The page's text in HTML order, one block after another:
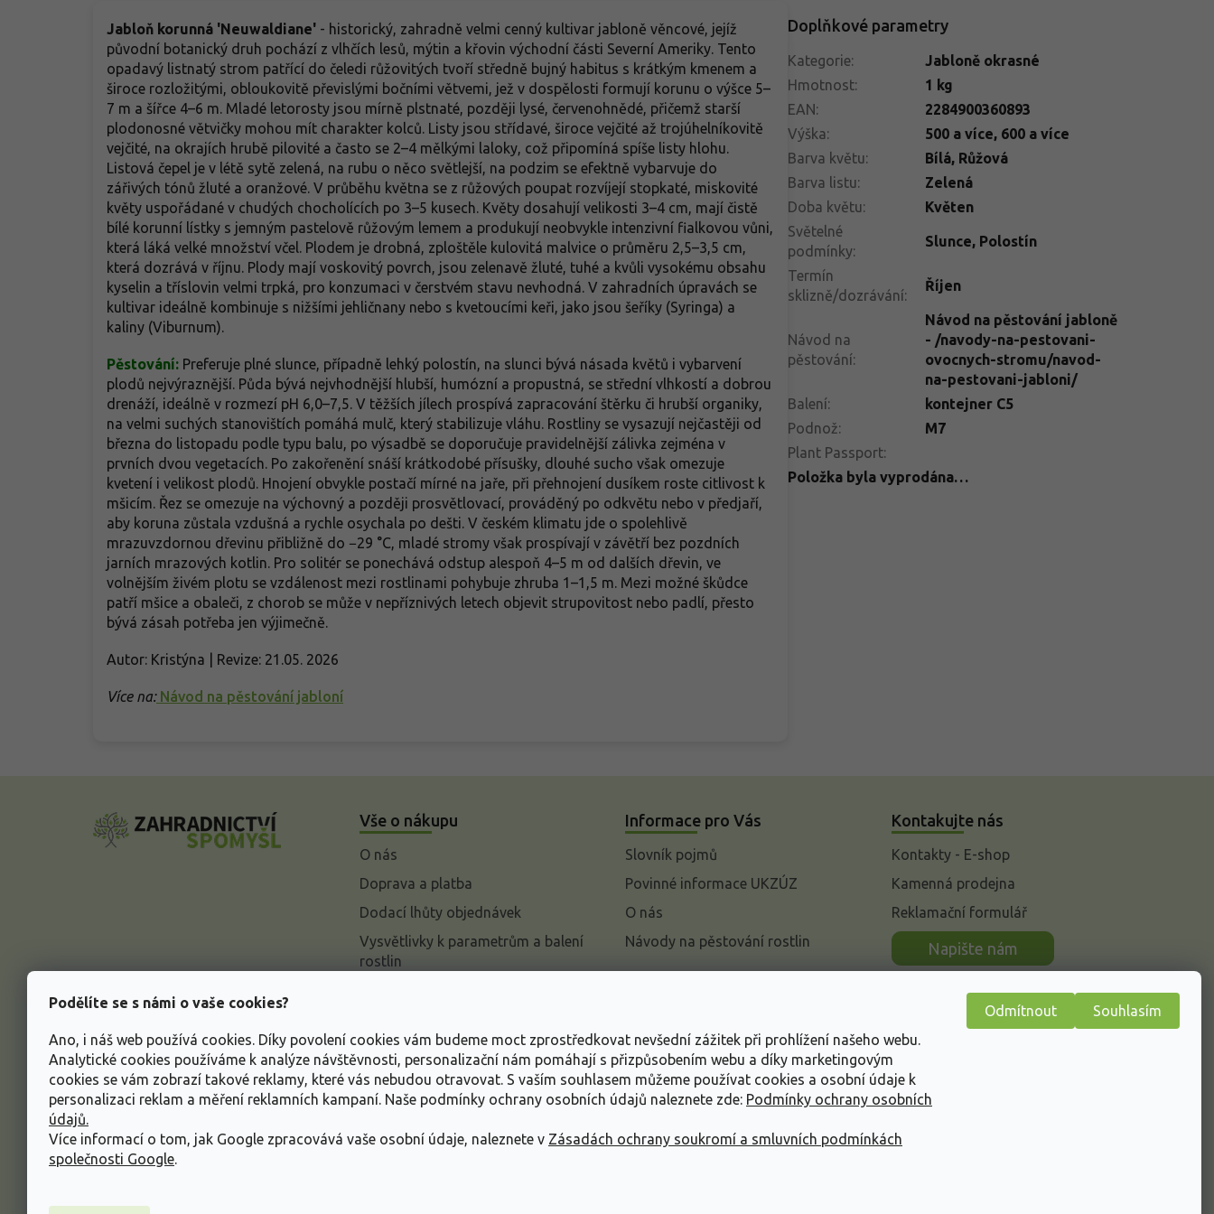
Podělíte se s námi o vaše cookies?
Ano, i náš web používá cookies. Díky povolení cookies vám budeme moct zprostředkovat nevšední zážitek při prohlížení našeho webu.
Analytické cookies používáme k analýze návštěvnosti, personalizační nám pomáhají s přizpůsobením webu a díky marketingovým
cookies se vám zobrazí takové reklamy, které vás nebudou otravovat. S vaším souhlasem můžeme používat cookies a osobní údaje k
personalizaci reklam a měření reklamních kampaní. Naše podmínky ochrany osobních údajů naleznete zde: Podmínky ochrany osobních
údajů.
Více informací o tom, jak Google zpracovává vaše osobní údaje, naleznete v Zásadách ochrany soukromí a smluvních podmínkách
společnosti Google.
Odmítnout Souhlasím
Jabloň korunná 'Neuwaldiane' - historický, zahradně velmi cenný kultivar jabloně věncové, jejíž
původní botanický druh pochází z vlhčích lesů, mýtin a křovin východní části Severní Ameriky. Tento
opadavý listnatý strom patřící do čeledi růžovitých tvoří středně bujný habitus s krátkým kmenem a
široce rozložitými, obloukovitě převislými bočními větvemi, jež v dospělosti formují korunu o výšce 5–
7 m a šířce 4–6 m. Mladé letorosty jsou mírně plstnaté, později lysé, červenohnědé, přičemž starší
plodonosné větvičky mohou mít charakter kolců. Listy jsou střídavé, široce vejčité až trojúhelníkovitě
vejčité, na okrajích hrubě pilovité a často se 2–4 mělkými laloky, což připomíná spíše listy hlohu.
Listová čepel je v létě sytě zelená, na rubu o něco světlejší, na podzim se efektně vybarvuje do
zářivých tónů žluté a oranžové. V průběhu května se z růžových poupat rozvíjejí stopkaté, miskovité
květy uspořádané v chudých chocholících po 3–5 kusech. Květy dosahují velikosti 3–4 cm, mají čistě
bílé korunní lístky s jemným pastelově růžovým lemem a produkují neobvykle intenzivní fialkovou vůni,
která láká velké množství včel. Plodem je drobná, zploštěle kulovitá malvice o průměru 2,5–3,5 cm,
která dozrává v říjnu. Plody mají voskovitý povrch, jsou zelenavě žluté, tuhé a kvůli vysokému obsahu
kyselin a tříslovin velmi trpká, pro konzumaci v čerstvém stavu nevhodná. V zahradních úpravách se
kultivar ideálně kombinuje s nižšími jehličnany nebo s kvetoucími keři, jako jsou šeříky (Syringa) a
kaliny (Viburnum).
Pěstování: Preferuje plné slunce, případně lehký polostín, na slunci bývá násada květů i vybarvení
plodů nejvýraznější. Půda bývá nejvhodnější hlubší, humózní a propustná, se střední vlhkostí a dobrou
drenáží, ideálně v rozmezí pH 6,0–7,5. V těžších jílech prospívá zapracování štěrku či hrubší organiky,
na velmi suchých stanovištích pomáhá mulč, který stabilizuje vláhu. Rostliny se vysazují nejčastěji od
března do listopadu podle typu balu, po výsadbě se doporučuje pravidelnější zálivka zejména v
prvních dvou vegetacích. Po zakořenění snáší krátkodobé přísušky, dlouhé sucho však omezuje
kvetení i velikost plodů. Hnojení obvykle postačí mírné na jaře, při přehnojení dusíkem roste citlivost k
mšicím. Řez se omezuje na výchovný a později prosvětlovací, prováděný po odkvětu nebo v předjaří,
aby koruna zůstala vzdušná a rychle osychala po dešti. V českém klimatu jde o spolehlivě
mrazuvzdornou dřevinu přibližně do −29 °C, mladé stromy však prospívají v závětří bez pozdních
jarních mrazových kotlin. Pro solitér se ponechává odstup alespoň 4–5 m od dalších dřevin, ve
volnějším živém plotu se vzdálenost mezi rostlinami pohybuje zhruba 1–1,5 m. Mezi možné škůdce
patří mšice a obaleči, z chorob se může v nepříznivých letech objevit strupovitost nebo padlí, přesto
bývá zásah potřeba jen výjimečně.
Autor: Kristýna | Revize: 21.05. 2026
Více na:Návod na pěstování jabloní
Doplňkové parametry
Kategorie:
Jabloně okrasné
Hmotnost:
1 kg
EAN:
2284900360893
Výška: 500 a více, 600 a více
Barva květu: Bílá, Růžová
Barva listu:
Zelená
Doba květu:
Květen
Světelné
podmínky:
Slunce, Polostín
Termín
sklizně/dozrávání:
Říjen
Návod na
pěstování:
Návod na pěstování jabloně
- /navody-na-pestovani-
ovocnych-stromu/navod-
na-pestovani-jabloni/
Balení:
kontejner C5
Podnož:
M7
Plant Passport:
Položka byla vyprodána…
Vše o nákupu
O nás
Doprava a platba
Dodací lhůty objednávek
Vysvětlivky k parametrům a balení
rostlin
Informace o ochraně osobních
údajů
Obchodní podmínky
Informace pro Vás
Slovník pojmů
Povinné informace UKZÚZ
O nás
Návody na pěstování rostlin
Kontakujte nás
Kontakty - E-shop
Kamenná prodejna
Reklamační formulář
Napište nám